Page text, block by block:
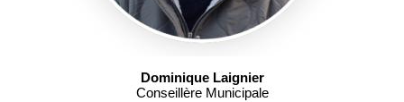
Dominique Laignier
Conseillère Municipale